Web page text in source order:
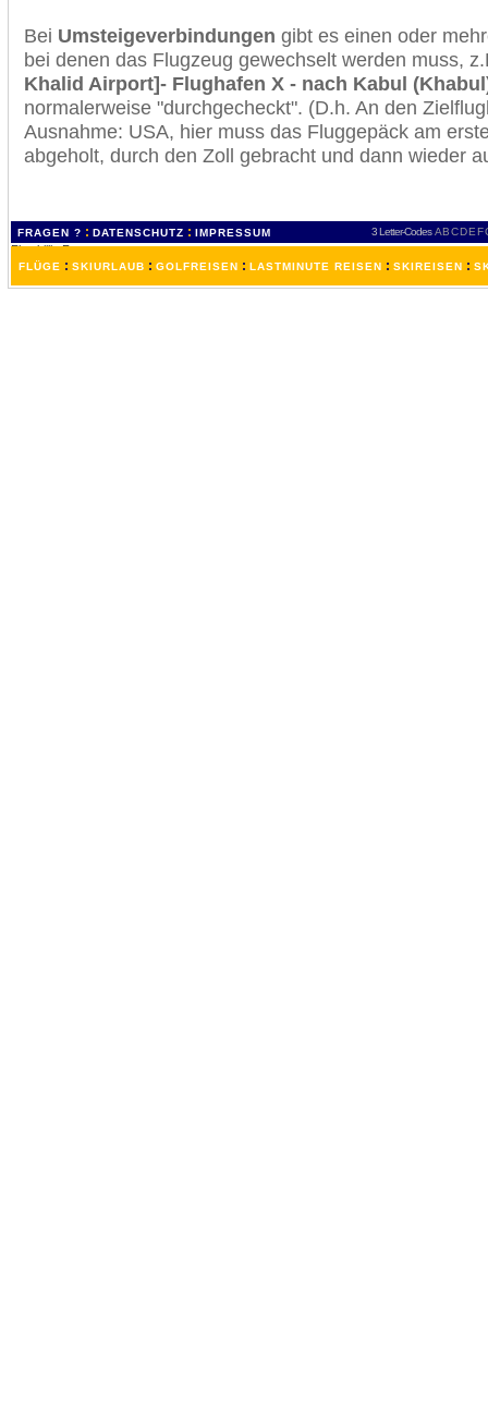
Bei Umsteigeverbindungen gibt es einen oder
bei denen das Flugzeug gewechselt werden muss,
Khalid Airport]- Flughafen X - nach Kabul
normalerweise "durchgecheckt". (D.h. An den
Ausnahme: USA, hier muss das Fluggepäck am
abgeholt, durch den Zoll gebracht und dann wieder
FRAGEN ? : DATENSCHUTZ : IMPRESSUM 3 Letter-Codes ABCDEF
FLÜGE : SKIURLAUB : GOLFREISEN : LASTMINUTE REISEN : SKIREISEN :